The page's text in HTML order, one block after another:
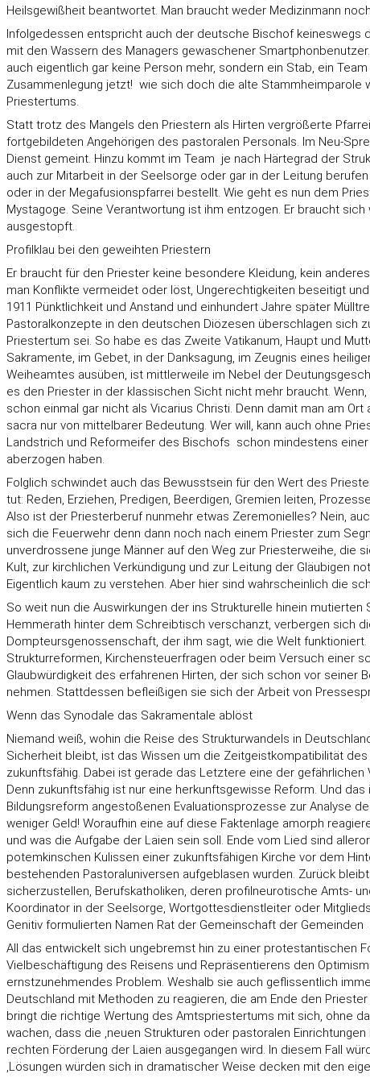
Heilsgewißheit beantwortet. Man braucht weder Medizinmann
Infolgedessen entspricht auch der deutsche Bischof keineswegs
mit den Wassern des Managers gewaschener
auch eigentlich gar keine Person mehr, sondern ein Stab, ein
Zusammenlegung jetzt!  wie sich doch die alte
Priestertums.
Statt trotz des Mangels den Priestern als Hirten vergrößerte
fortgebildeten Angehörigen des pastoralen Personals. Im Neu-
Dienst gemeint. Hinzu kommt im Team  je nach Härtegrad der
auch zur Mitarbeit in der Seelsorge oder gar in der Leitung
oder in der Megafusionspfarrei bestellt. Wie geht es nun dem
Mystagoge. Seine Verantwortung ist ihm entzogen. Er braucht
ausgestopft.
Profilklau bei den geweihten Priestern
Er braucht für den Priester keine besondere Kleidung, kein
man Konflikte vermeidet oder löst, Ungerechtigkeiten beseitigt
1911 Pünktlichkeit und Anstand und einhundert Jahre später
Pastoralkonzepte in den deutschen Diözesen überschlagen sich
Priestertum sei. So habe es das Zweite Vatikanum, Haupt und
Sakramente, im Gebet, in der Danksagung, im Zeugnis eines
Weiheamtes ausüben, ist mittlerweile im Nebel der
es den Priester in der klassischen Sicht nicht mehr braucht. Wenn,
schon einmal gar nicht als Vicarius Christi. Denn damit man am
sacra nur von mittelbarer Bedeutung. Wer will, kann auch ohne
Landstrich und Reformeifer des Bischofs  schon mindestens
aberzogen haben.
Folglich schwindet auch das Bewusstsein für den Wert des
tut: Reden, Erziehen, Predigen, Beerdigen, Gremien leiten,
Also ist der Priesterberuf nunmehr etwas Zeremonielles? Nein,
sich die Feuerwehr denn dann noch nach einem Priester zum
unverdrossene junge Männer auf den Weg zur Priesterweihe, die
Kult, zur kirchlichen Verkündigung und zur Leitung der Gläubigen
Eigentlich kaum zu verstehen. Aber hier sind wahrscheinlich die
So weit nun die Auswirkungen der ins Strukturelle hinein
Hemmerath hinter dem Schreibtisch verschanzt, verbergen sich
Dompteursgenossenschaft, der ihm sagt, wie die Welt
Strukturreformen, Kirchensteuerfragen oder beim Versuch einer
Glaubwürdigkeit des erfahrenen Hirten, der sich schon vor seiner
nehmen. Stattdessen befleißigen sie sich der Arbeit von
Wenn das Synodale das Sakramentale ablöst
Niemand weiß, wohin die Reise des Strukturwandels in
Sicherheit bleibt, ist das Wissen um die Zeitgeistkompatibilität
zukunftsfähig. Dabei ist gerade das Letztere eine der
Denn zukunftsfähig ist nur eine herkunftsgewisse Reform. Und
Bildungsreform angestoßenen Evaluationsprozesse zur Analyse
weniger Geld! Woraufhin eine auf diese Faktenlage amorph
und was die Aufgabe der Laien sein soll. Ende vom Lied sind
potemkinschen Kulissen einer zukunftsfähigen Kirche vor dem
bestehenden Pastoraluniversen aufgeblasen wurden. Zurück
sicherzustellen, Berufskatholiken, deren profilneurotische Amts-
Koordinator in der Seelsorge, Wortgottesdienstleiter oder
Genitiv formulierten Namen Rat der Gemeinschaft der Gemeinden
All das entwickelt sich ungebremst hin zu einer protestantischen
Vielbeschäftigung des Reisens und Repräsentierens den
ernstzunehmendes Problem. Weshalb sie auch geflissentlich
Deutschland mit Methoden zu reagieren, die am Ende den
bringt die richtige Wertung des Amtspriestertums mit sich, ohne
wachen, dass die ,neuen Strukturen oder pastoralen
rechten Förderung der Laien ausgegangen wird. In diesem Fall
,Lösungen würden sich in dramatischer Weise decken mit den